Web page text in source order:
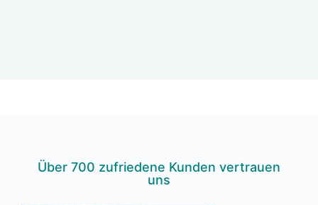
Über 700 zufrie­de­ne Kun­den ver­trau­en
uns